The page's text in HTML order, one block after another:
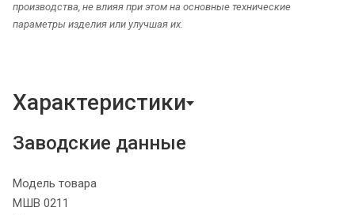
производства, не влияя при этом на основные технические
параметры изделия или улучшая их.
Характеристики
Заводские данные
Модель товара
МШВ 0211